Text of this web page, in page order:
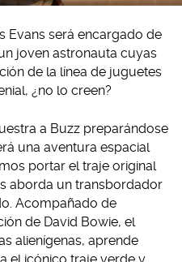
Evans será encargado de
joven astronauta cuyas
de la línea de juguetes
¿no lo creen?
a Buzz preparándose
una aventura espacial
portar el traje original
aborda un transbordador
Acompañado de
de David Bowie, el
alienígenas, aprende
el icónico traje verde y